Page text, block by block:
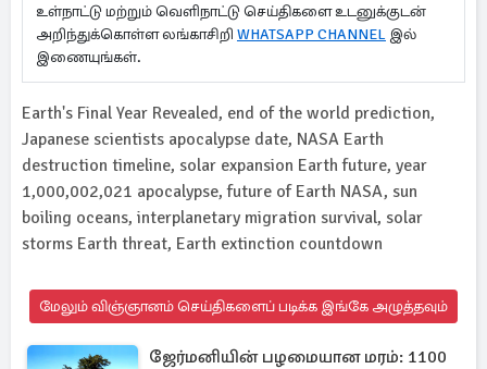
உள்நாட்டு மற்றும் வெளிநாட்டு செய்திகளை உடனுக்குடன்
அறிந்துக்கொள்ள லங்காசிறி WHATSAPP CHANNEL இல்
இணையுங்கள்.
Earth's Final Year Revealed, end of the world prediction,
Japanese scientists apocalypse date, NASA Earth
destruction timeline, solar expansion Earth future, year
1,000,002,021 apocalypse, future of Earth NASA, sun
boiling oceans, interplanetary migration survival, solar
storms Earth threat, Earth extinction countdown
மேலும் விஞ்ஞானம் செய்திகளைப் படிக்க இங்கே அழுத்தவும்
ஜேர்மனியின் பழமையான மரம்: 1100